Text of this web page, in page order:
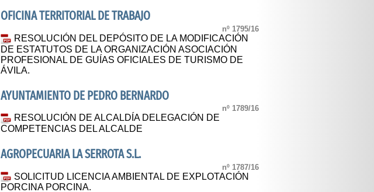
OFICINA TERRITORIAL DE TRABAJO
nº 1795/16
RESOLUCIÓN DEL DEPÓSITO DE LA MODIFICACIÓN
DE ESTATUTOS DE LA ORGANIZACIÓN ASOCIACIÓN
PROFESIONAL DE GUÍAS OFICIALES DE TURISMO DE
ÁVILA.
AYUNTAMIENTO DE PEDRO BERNARDO
nº 1789/16
RESOLUCIÓN DE ALCALDÍA DELEGACIÓN DE
COMPETENCIAS DEL ALCALDE
AGROPECUARIA LA SERROTA S.L.
nº 1787/16
SOLICITUD LICENCIA AMBIENTAL DE EXPLOTACIÓN
PORCINA PORCINA.